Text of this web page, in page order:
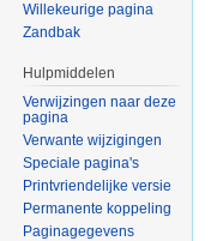
Willekeurige pagina
Zandbak
Hulpmiddelen
Verwijzingen naar deze
pagina
Verwante wijzigingen
Speciale pagina's
Printvriendelijke versie
Permanente koppeling
Paginagegevens